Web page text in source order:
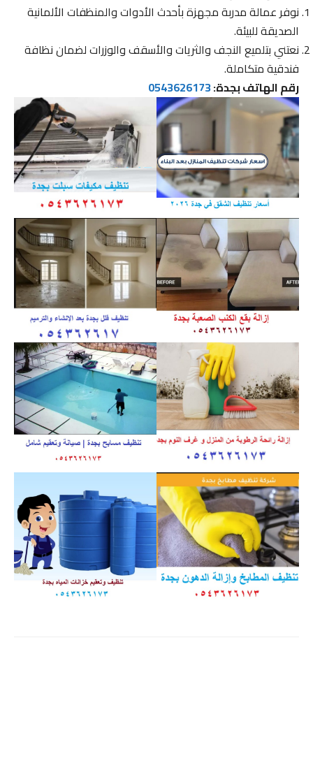
نوفر عمالة مدربة مجهزة بأحدث الأدوات والمنظفات الألمانية
الصديقة للبيئة.
نعتني بتلميع النجف والثريات والأسقف والوزرات لضمان نظافة
فندقية متكاملة.
رقم الهاتف بجدة:0543626173